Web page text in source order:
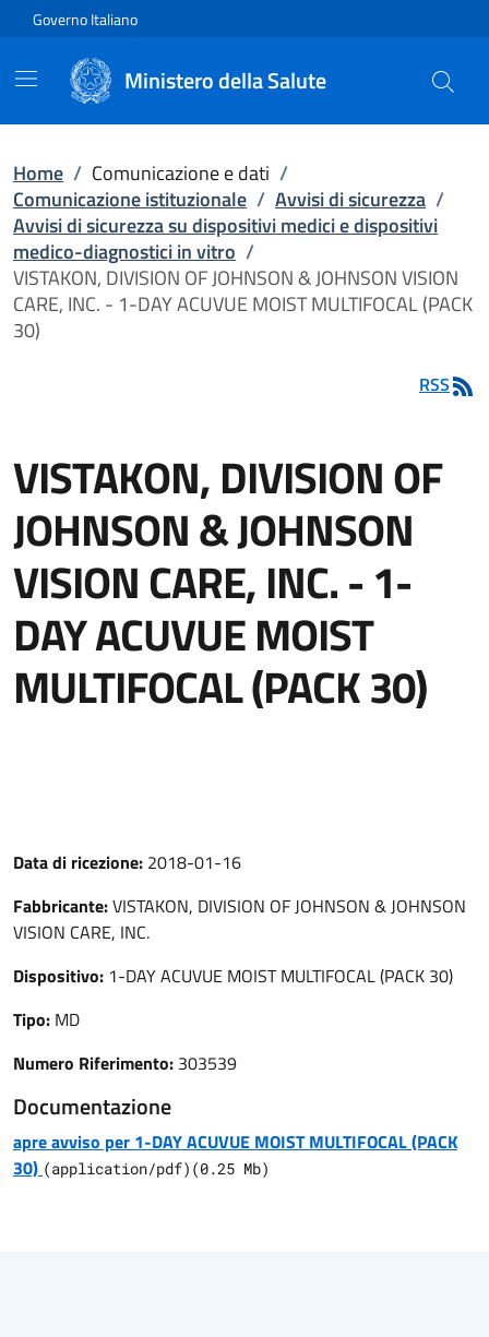
Vai direttamente al contenuto
Governo Italiano
Ministero della Salute
Home / Comunicazione e dati /
Comunicazione istituzionale / Avvisi di sicurezza /
Avvisi di sicurezza su dispositivi medici e dispositivi
medico-diagnostici in vitro /
VISTAKON, DIVISION OF JOHNSON & JOHNSON VISION
CARE, INC. - 1-DAY ACUVUE MOIST MULTIFOCAL (PACK
30)
RSS
VISTAKON, DIVISION OF
JOHNSON & JOHNSON
VISION CARE, INC. - 1-
DAY ACUVUE MOIST
MULTIFOCAL (PACK 30)
Data di ricezione: 2018-01-16
Fabbricante:VISTAKON, DIVISION OF JOHNSON & JOHNSON
VISION CARE, INC.
Dispositivo: 1-DAY ACUVUE MOIST MULTIFOCAL (PACK 30)
Tipo: MD
Numero Riferimento: 303539
Documentazione
apre avviso per 1-DAY ACUVUE MOIST MULTIFOCAL (PACK
30) (application/pdf) (0.25 Mb)